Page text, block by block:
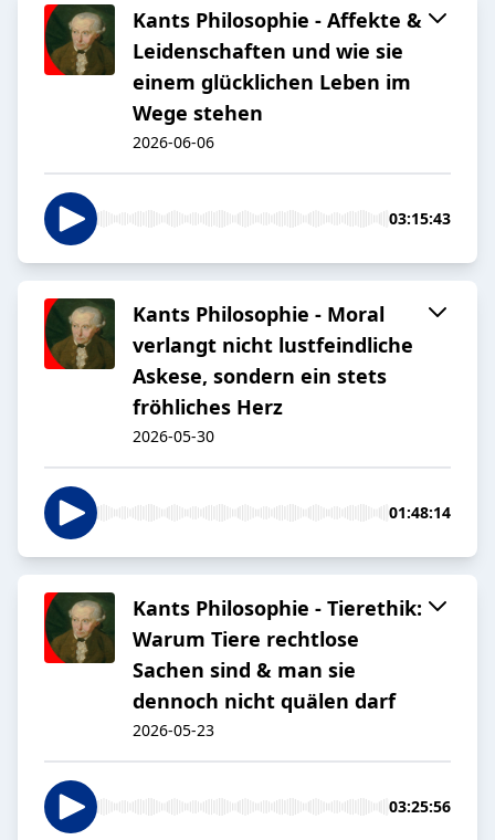
Kants Philosophie - Affekte &
Leidenschaften und wie sie
einem glücklichen Leben im
Wege stehen
2026-06-06
03:15:43
Kants Philosophie - Moral
verlangt nicht lustfeindliche
Askese, sondern ein stets
fröhliches Herz
2026-05-30
01:48:14
Kants Philosophie - Tierethik:
Warum Tiere rechtlose
Sachen sind & man sie
dennoch nicht quälen darf
2026-05-23
03:25:56